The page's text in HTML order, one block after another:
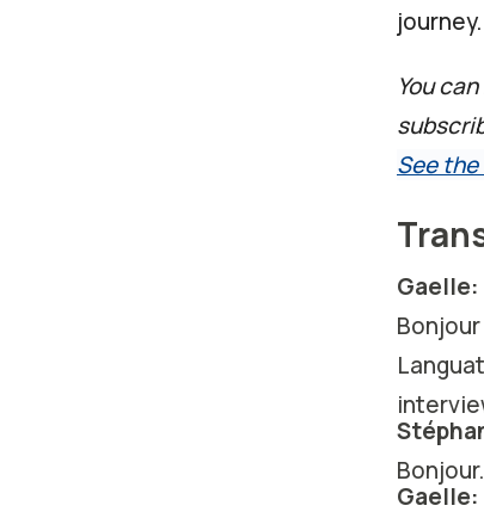
journey.
You
See
Gaelle:
Bonjour.
Gaelle: